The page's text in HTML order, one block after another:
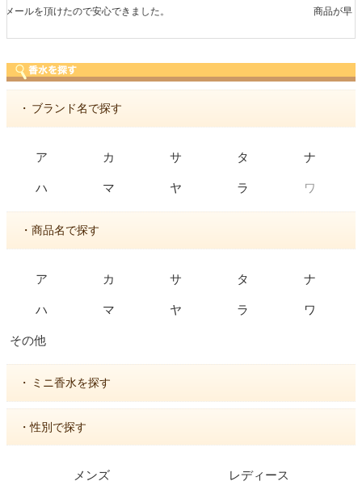
商品が早く届いたのでよかったです。また利用させてもらいます！
・ ブランド名で探す
ア カ サ タ ナ
ハ マ ヤ ラ ワ
・商品名で探す
ア カ サ タ ナ
ハ マ ヤ ラ ワ
その他
・ ミニ香水を探す
・性別で探す
メンズ レディース